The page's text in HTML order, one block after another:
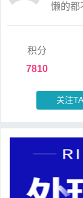
懒的都
积分
7810
关注TA